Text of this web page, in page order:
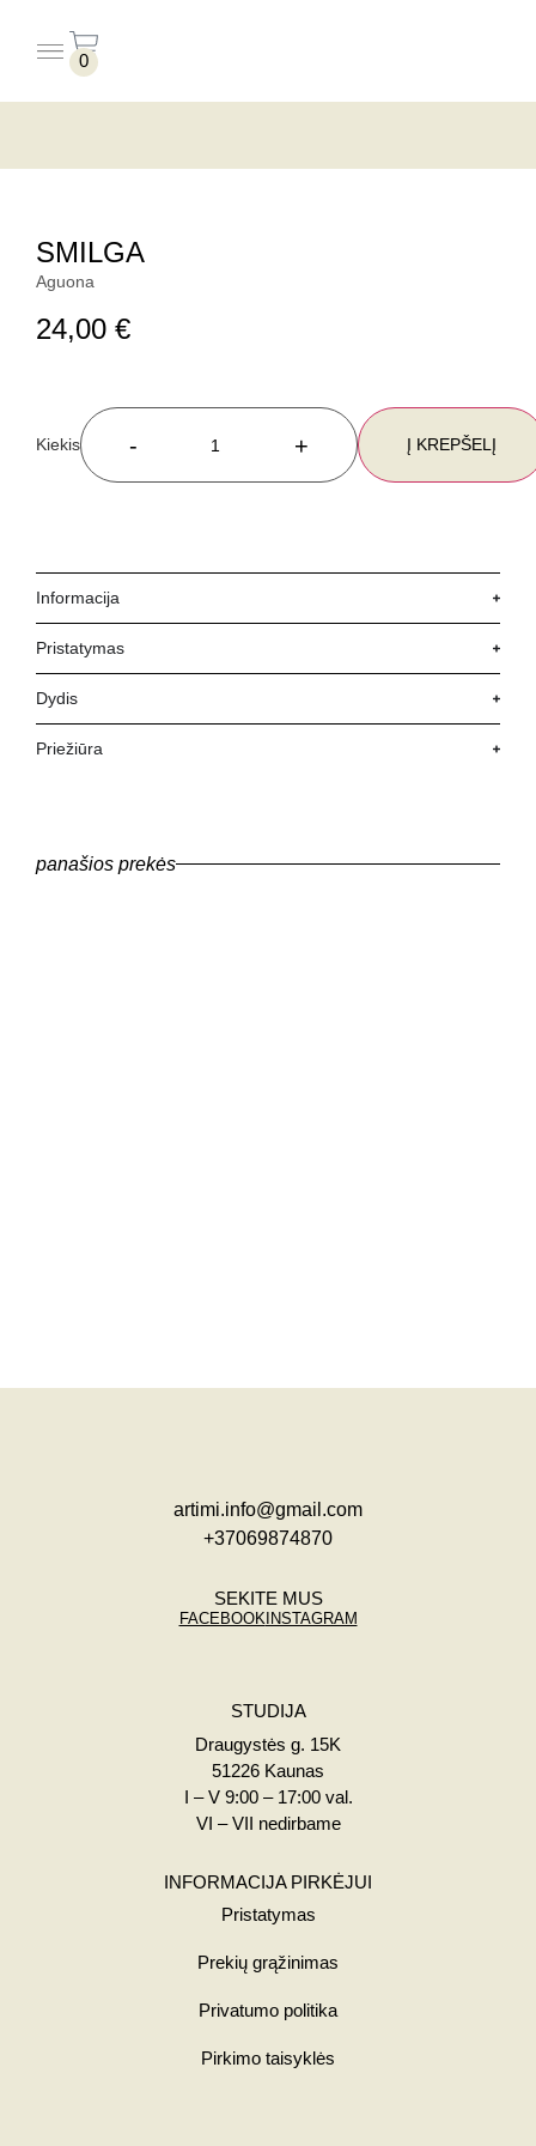
0
SMILGA
Aguona
24,00 €
- + Į KREPŠELĮ
Informacija
Pristatymas
Dydis
Priežiūra
panašios prekės
artimi.info@gmail.com
+37069874870
STUDIJA
Draugystės g. 15K
51226 Kaunas
I – V 9:00 – 17:00 val.
VI – VII nedirbame
INFORMACIJA PIRKĖJUI
Pristatymas
Prekių grąžinimas
Privatumo politika
Pirkimo taisyklės
SEKITE MUS
FACEBOOKINSTAGRAM